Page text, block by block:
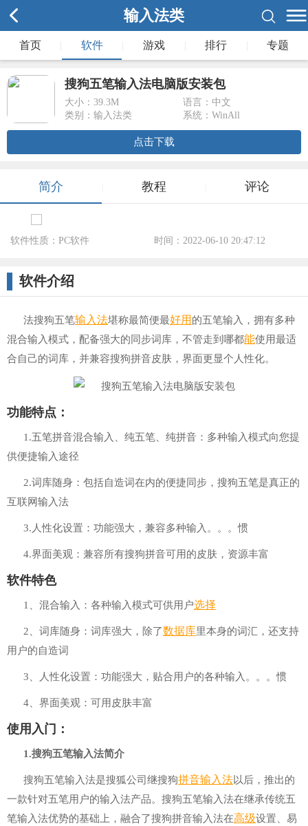
输入法类
首页 软件 游戏 排行 专题
搜狗五笔输入法电脑版安装包
大小： 39.3M
语言：中文
类别：输入法类
系统：WinAll
点击下载
简介 教程 评论
软件性质：PC软件 时间：2022-06-10 20:47:12
软件介绍
法搜狗五笔输入法堪称最简便最好用的五笔输入，拥有多种
混合输入模式，配备强大的同步词库，不管走到哪都能使用最适
合自己的词库，并兼容搜狗拼音皮肤，界面更显个人性化。
功能特点：
1.五笔拼音混合输入、纯五笔、纯拼音：多种输入模式向您提
供便捷输入途径
2.词库随身：包括自造词在内的便捷同步，搜狗五笔是真正的
互联网输入法
3.人性化设置：功能强大，兼容多种输入。。。惯
4.界面美观：兼容所有搜狗拼音可用的皮肤，资源丰富
软件特色
1、混合输入：各种输入模式可供用户选择
2、词库随身：词库强大，除了数据库里本身的词汇，还支持
用户的自造词
3、人性化设置：功能强大，贴合用户的各种输入。。。惯
4、界面美观：可用皮肤丰富
使用入门：
1.搜狗五笔输入法简介
搜狗五笔输入法是搜狐公司继搜狗拼音输入法以后，推出的
一款针对五笔用户的输入法产品。搜狗五笔输入法在继承传统五
笔输入法优势的基础上，融合了搜狗拼音输入法在高级设置、易